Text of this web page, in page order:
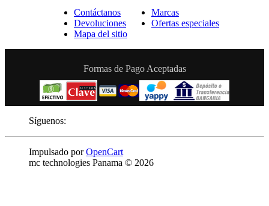
Contáctanos
Devoluciones
Mapa del sitio
Marcas
Ofertas especiales
Formas de Pago Aceptadas
Síguenos:
Impulsado porOpenCart
mc technologies Panama © 2026